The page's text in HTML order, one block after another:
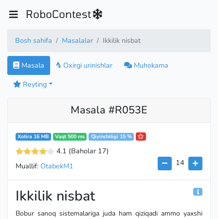
RoboContest
Bosh sahifa Masalalar Ikkilik nisbat
Masala Oxirgi urinishlar
Muhokama
Reyting
Masala #R053E
Xotira 16 MB Vaqt 500 ms Qiyinchiligi 15 %
4.1 (Baholar 17)
14
Muallif: OtabekM1
Ikkilik nisbat
Bobur sanoq sistemalariga juda ham qiziqadi ammo yaxshi